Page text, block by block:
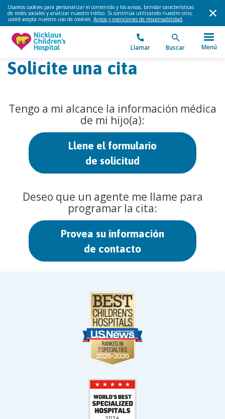
Usamos cookies para personalizar el contenido y los avisos, brindar características
de redes sociales y analizar nuestro tráfico. Si continúa utilizando nuestro sitio,
usted acepta nuestro uso de cookies. Avisos y exenciones de responsabilidad.
Llamar Buscar Menú
Solicite una cita
Tengo a mi alcance la información médica
de mi hijo(a):
Llene el formulario
de solicitud
Deseo que un agente me llame para
programar la cita:
Provea su información
de contacto